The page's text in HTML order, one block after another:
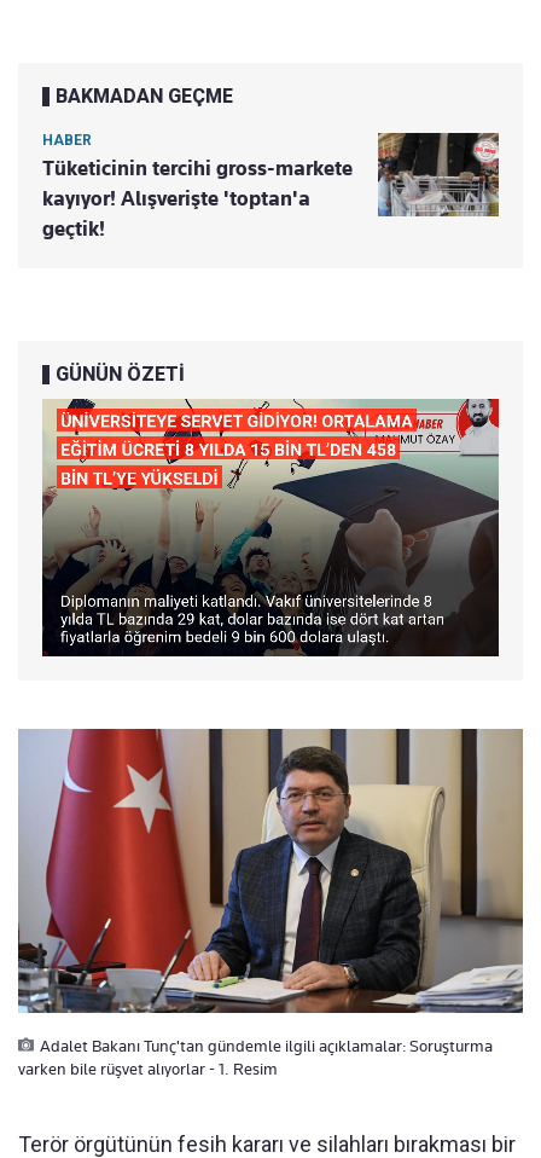
BAKMADAN GEÇME
HABER
Tüketicinin tercihi gross-markete
kayıyor! Alışverişte 'toptan'a
geçtik!
GÜNÜN ÖZETİ
Adalet Bakanı Tunç'tan gündemle ilgili açıklamalar: Soruşturma
varken bile rüşvet alıyorlar - 1. Resim
Terör örgütünün fesih kararı ve silahları bırakması bir